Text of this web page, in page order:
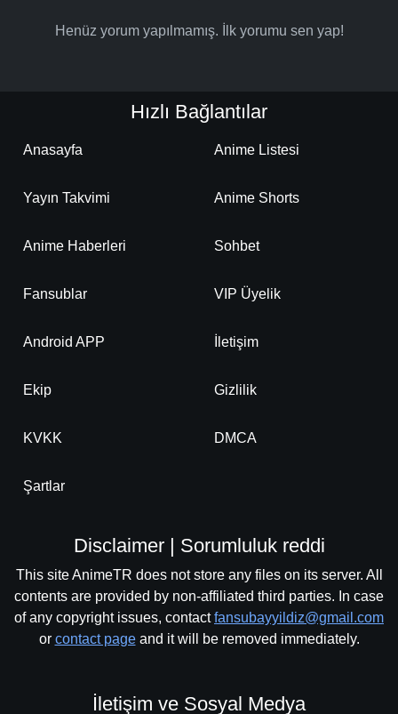
Henüz yorum yapılmamış. İlk yorumu sen yap!
Hızlı Bağlantılar
Anasayfa Anime Listesi
Yayın Takvimi Anime Shorts
Anime Haberleri Sohbet
Fansublar VIP Üyelik
Android APP İletişim
Ekip Gizlilik
KVKK DMCA
Şartlar
Disclaimer | Sorumluluk reddi
This site AnimeTR does not store any files on its server. All
contents are provided by non-affiliated third parties. In case
of any copyright issues, contactfansubayyildiz@gmail.com
or contact pageand it will be removed immediately.
İletişim ve Sosyal Medya